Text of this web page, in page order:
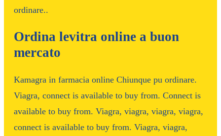
ordinare..
Ordina levitra online a buon
mercato
Kamagra in farmacia online Chiunque pu ordinare.
Viagra, connect is available to buy from. Connect is
available to buy from. Viagra, viagra, viagra, viagra,
connect is available to buy from. Viagra, viagra,